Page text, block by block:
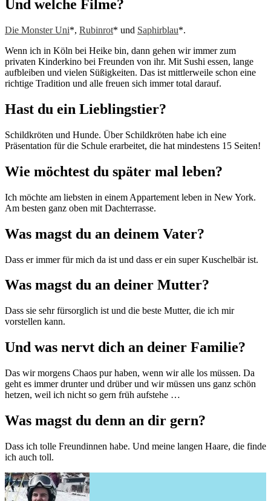
Und welche Filme?
Die Monster Uni*, Rubinrot* und Saphirblau*.
Wenn ich in Köln bei Heike bin, dann gehen wir immer zum
privaten Kinderkino bei Freunden von ihr. Mit Sushi essen, lange
aufbleiben und vielen Süßigkeiten. Das ist mittlerweile schon eine
richtige Tradition und alle freuen sich immer total darauf.
Hast du ein Lieblingstier?
Schildkröten und Hunde. Über Schildkröten habe ich eine
Präsentation für die Schule erarbeitet, die hat mindestens 15 Seiten!
Wie möchtest du später mal leben?
Ich möchte am liebsten in einem Appartement leben in New York.
Am besten ganz oben mit Dachterrasse.
Was magst du an deinem Vater?
Dass er immer für mich da ist und dass er ein super Kuschelbär ist.
Was magst du an deiner Mutter?
Dass sie sehr fürsorglich ist und die beste Mutter, die ich mir
vorstellen kann.
Und was nervt dich an deiner Familie?
Das wir morgens Chaos pur haben, wenn wir alle los müssen. Da
geht es immer drunter und drüber und wir müssen uns ganz schön
hetzen, weil ich nicht so gern früh aufstehe …
Was magst du denn an dir gern?
Dass ich tolle Freundinnen habe. Und meine langen Haare, die finde
ich auch toll.